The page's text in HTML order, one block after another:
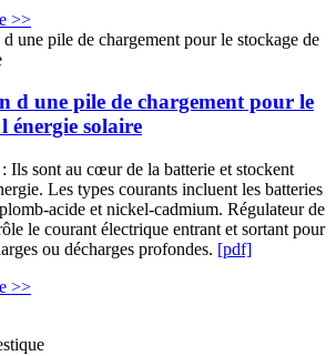
>>
d une pile de chargement pour le
énergie solaire
Ils sont au cœur de la batterie et stockent
Les types courants incluent les batteries
acide et nickel-cadmium. Régulateur de
le courant électrique entrant et sortant pour
ou décharges profondes. [pdf]
>>